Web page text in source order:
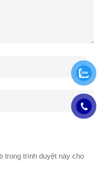
trong trình duyệt này cho